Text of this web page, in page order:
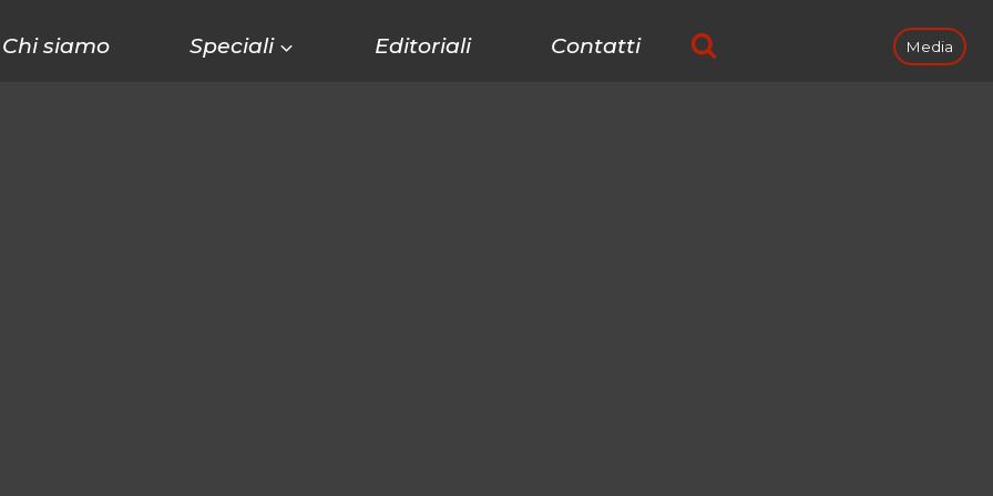
Chi siamo Speciali Editoriali Contatti Media